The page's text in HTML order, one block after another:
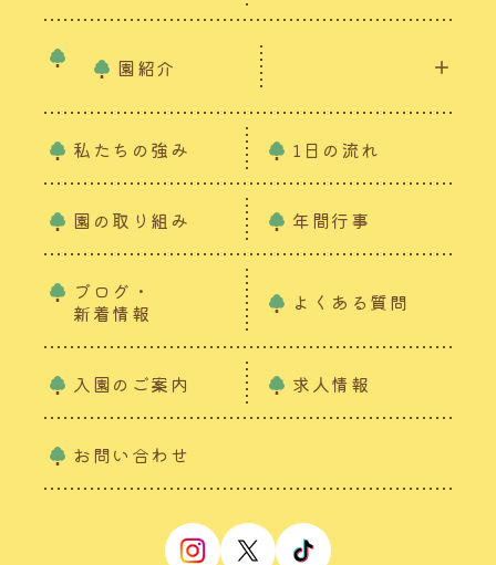
園紹介
私たちの強み 1日の流れ
園の取り組み 年間行事
ブログ・
新着情報
よくある質問
入園のご案内 求人情報
お問い合わせ